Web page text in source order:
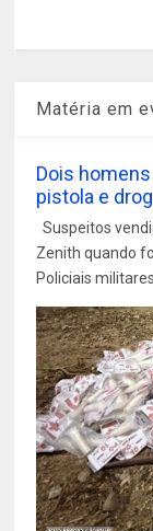
Matéria em
Dois
pistola e
Suspeitos
Zenith quando
Policiais